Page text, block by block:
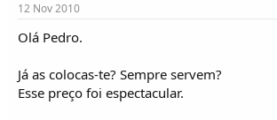
12 Nov 2010
Olá Pedro.
Já as colocas-te? Sempre servem?
Esse preço foi espectacular.